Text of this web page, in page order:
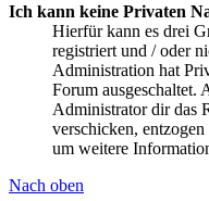
Ich kann keine Privaten
Hierfür kann es drei
registriert und / oder
Administration hat
Forum ausgeschaltet.
Administrator dir das
verschicken,
um weitere
Nach oben